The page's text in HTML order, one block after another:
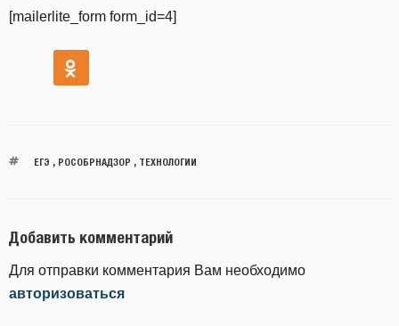
[mailerlite_form form_id=4]
ЕГЭ , РОСОБРНАДЗОР , ТЕХНОЛОГИИ
Добавить комментарий
Для отправки комментария Вам необходимо
авторизоваться